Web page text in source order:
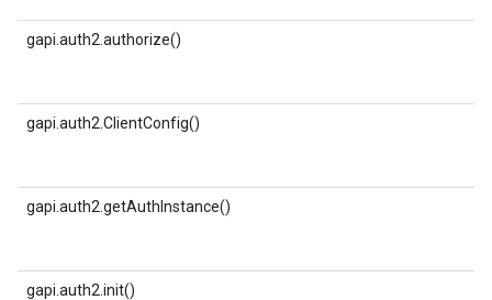
gapi.auth2.authorize()
gapi.auth2.ClientConfig()
gapi.auth2.getAuthInstance()
gapi.auth2.init()